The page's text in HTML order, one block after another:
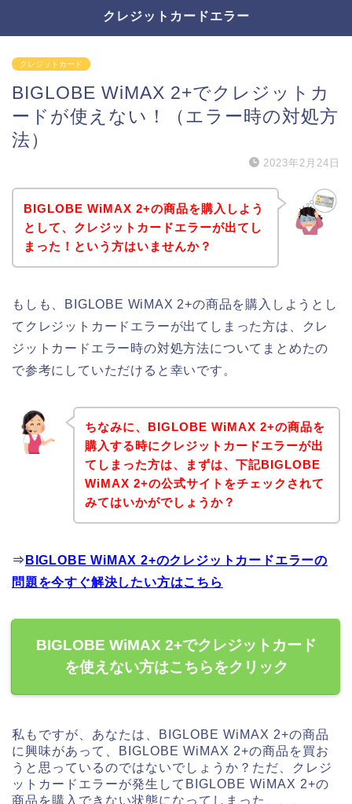
クレジットカードエラー
クレジットカード
BIGLOBE WiMAX 2+でクレジットカ
ードが使えない！（エラー時の対処方
法）
2023年2月24日
BIGLOBE WiMAX 2+の商品を購入しよう
として、クレジットカードエラーが出てし
まった！という方はいませんか？
もしも、BIGLOBE WiMAX 2+の商品を購入しようとし
てクレジットカードエラーが出てしまった方は、クレ
ジットカードエラー時の対処方法についてまとめたの
で参考にしていただけると幸いです。
ちなみに、BIGLOBE WiMAX 2+の商品を
購入する時にクレジットカードエラーが出
てしまった方は、まずは、下記BIGLOBE
WiMAX 2+の公式サイトをチェックされて
みてはいかがでしょうか？
⇒ BIGLOBE WiMAX 2+のクレジットカードエラーの
問題を今すぐ解決したい方はこちら
BIGLOBE WiMAX 2+でクレジットカード
を使えない方はこちらをクリック
私もですが、あなたは、BIGLOBE WiMAX 2+の商品
に興味があって、BIGLOBE WiMAX 2+の商品を買お
うと思っているのではないでしょうか？ただ、クレジ
ットカードエラーが発生してBIGLOBE WiMAX 2+の
商品を購入できない状態になってしまった、、、